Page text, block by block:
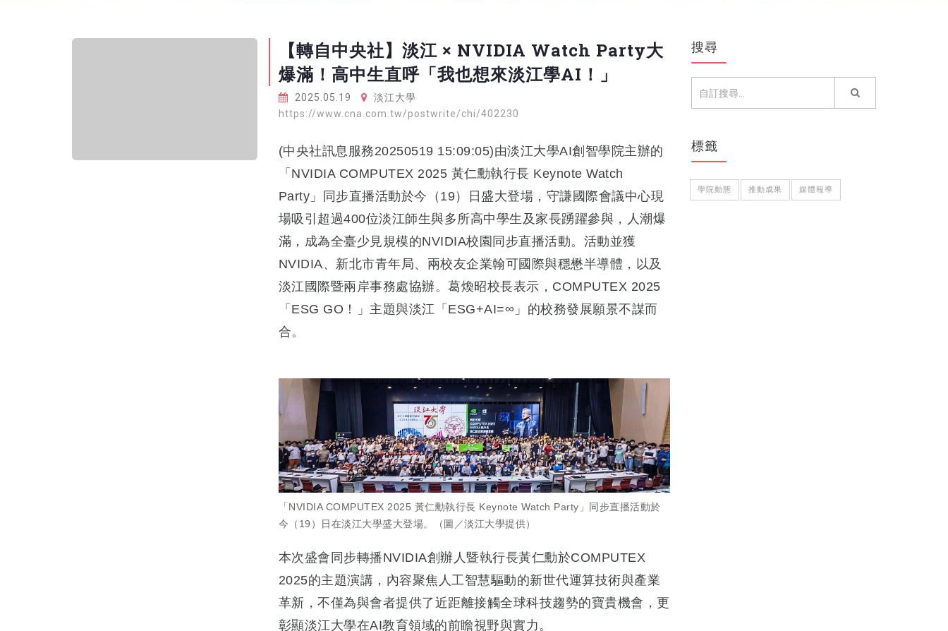
【轉自中央社】淡江 × NVIDIA Watch Party大
爆滿！高中生直呼「我也想來淡江學AI！」
2025.05.19
淡江大學
https://www.cna.com.tw/postwrite/chi/402230
(中央社訊息服務20250519 15:09:05)由淡江大學AI創智學院主辦的
「NVIDIA COMPUTEX 2025 黃仁勳執行長 Keynote Watch
Party」同步直播活動於今（19）日盛大登場，守謙國際會議中心現
場吸引超過400位淡江師生與多所高中學生及家長踴躍參與，人潮爆
滿，成為全臺少見規模的NVIDIA校園同步直播活動。活動並獲
NVIDIA、新北市青年局、兩校友企業翰可國際與穩懋半導體，以及
淡江國際暨兩岸事務處協辦。葛煥昭校長表示，COMPUTEX 2025
「ESG GO！」主題與淡江「ESG+AI=∞」的校務發展願景不謀而
合。
「NVIDIA COMPUTEX 2025 黃仁勳執行長 Keynote Watch Party」同步直播活動於
今（19）日在淡江大學盛大登場。（圖／淡江大學提供）
本次盛會同步轉播NVIDIA創辦人暨執行長黃仁勳於COMPUTEX
2025的主題演講，內容聚焦人工智慧驅動的新世代運算技術與產業
革新，不僅為與會者提供了近距離接觸全球科技趨勢的寶貴機會，更
彰顯淡江大學在AI教育領域的前瞻視野與實力。
搜尋
標籤
學院動態 推動成果 媒體報導